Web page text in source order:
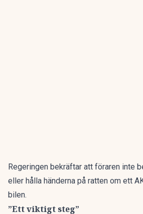
Regeringen bekräftar att föraren inte
eller hålla händerna på ratten om ett
bilen.
”Ett viktigt steg”